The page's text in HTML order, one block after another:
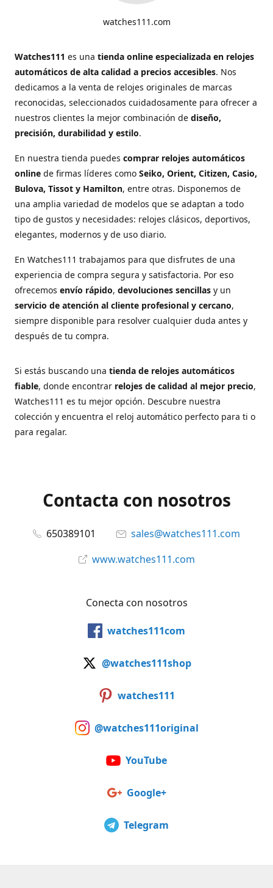
watches111.com
Watches111 es una tienda online especializada en relojes
automáticos de alta calidad a precios accesibles. Nos
dedicamos a la venta de relojes originales de marcas
reconocidas, seleccionados cuidadosamente para ofrecer a
nuestros clientes la mejor combinación de diseño,
precisión, durabilidad y estilo.
En nuestra tienda puedes comprar relojes automáticos
online de firmas líderes como Seiko, Orient, Citizen, Casio,
Bulova, Tissot y Hamilton, entre otras. Disponemos de
una amplia variedad de modelos que se adaptan a todo
tipo de gustos y necesidades: relojes clásicos, deportivos,
elegantes, modernos y de uso diario.
En Watches111 trabajamos para que disfrutes de una
experiencia de compra segura y satisfactoria. Por eso
ofrecemos envío rápido, devoluciones sencillas y un
servicio de atención al cliente profesional y cercano,
siempre disponible para resolver cualquier duda antes y
después de tu compra.
Si estás buscando una tienda de relojes automáticos
fiable, donde encontrar relojes de calidad al mejor precio,
Watches111 es tu mejor opción. Descubre nuestra
colección y encuentra el reloj automático perfecto para ti o
para regalar.
Contacta con nosotros
650389101
sales@watches111.com
www.watches111.com
Conecta con nosotros
watches111com
@watches111shop
watches111
@watches111original
YouTube
Google+
Telegram